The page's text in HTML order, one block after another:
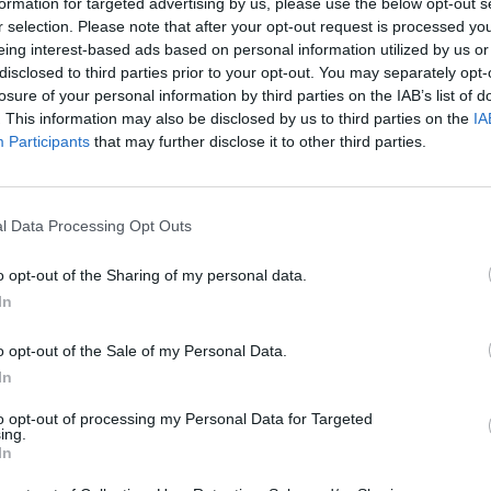
selection. Please note that after your opt-out request is processed
interest-based ads based on personal information utilized by us
to third parties prior to your opt-out. You may separately
of your personal information by third parties on the IAB’s list of
This information may also be disclosed by us to third parties on the
Participants that may further disclose it to other third parties.
Data Processing Opt Outs
opt-out of the Sharing of my personal data.
opt-out of the Sale of my Personal Data.
opt-out of processing my Personal Data for Targeted
se celebró la toma de posesión de la nueva
en la que Cristóbal López de la Manzanara
como presidente
madrileña, preparada para
test rápidos de la COVID-19
en la que reitera la oferta de colaboración que hizo a
rápida de contagios de la COVID-19 a través de la
de test antigénicos en las oficinas de farmacia.
de la dispensación
una luz que maldecir la oscuridad»Confucio